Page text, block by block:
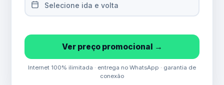
Selecione ida e volta
Ver preço promocional →
Internet 100% ilimitada · entrega no WhatsApp · garantia de
conexão